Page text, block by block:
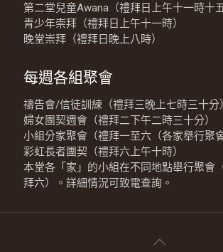
第二堂兒童Awana（禮拜日上午十一時十五
青少年崇拜（禮拜日上午十一時）
晚堂崇拜（禮拜日晚上八時）
每週各組聚會
禱告會/信徒訓練（禮拜三晚上七時三十分）
婦女團契週會（禮拜二下午二時三十分）
小組分家聚會（禮拜一至六（各家舉行聚會
彩虹長者團契（禮拜六上午十時）
本堂各「家」的小組在不同地點舉行聚會
拜六）。詳細情況可致電查詢。